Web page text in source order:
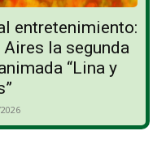
entretenimiento:
la segunda
“Lina y